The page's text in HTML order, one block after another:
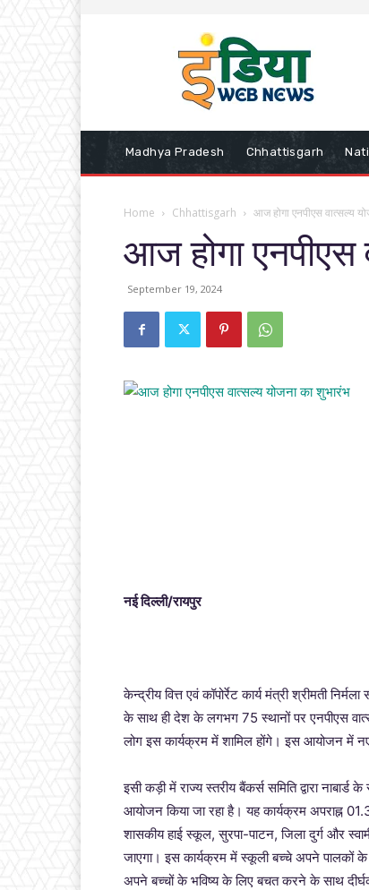
Madhya Pradesh Chhattisgarh
Home Chhattisgarh आज होगा एनपीएस वात्सल्य
आज होगा एनपीएस
September 19, 2024
नई दिल्ली/रायपुर
केन्द्रीय वित्त एवं कॉपोर्रेट कार्य मंत्री श्रीमती
के साथ ही देश के लगभग 75 स्थानों पर एनपीएस
लोग इस कार्यक्रम में शामिल होंगे। इस आयोजन में नए
इसी कड़ी में राज्य स्तरीय बैंकर्स समिति द्वारा
आयोजन किया जा रहा है। यह कार्यक्रम अपराह्न
शासकीय हाई स्कूल, सुरपा-पाटन, जिला दुर्ग और
जाएगा। इस कार्यक्रम में स्कूली बच्चे अपने पालकों
अपने बच्चों के भविष्य के लिए बचत करने के साथ